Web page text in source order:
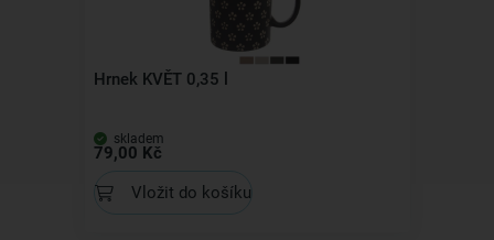
Hrnek KVĚT 0,35 l
skladem
79,00 Kč
Vložit do košíku